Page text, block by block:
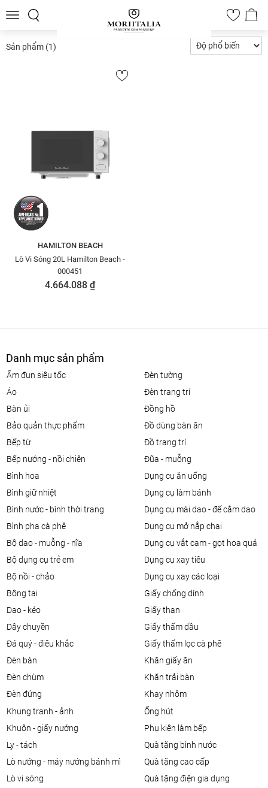
Toggle
0
Sản phẩm (1)
HAMILTON BEACH
Lò Vi Sóng 20L Hamilton Beach -
000451
4.664.088 ₫
Danh mục sản phẩm
ấm đun siêu tốc
áo
bàn ủi
bảo quản thực phẩm
bếp từ
bếp nướng - nồi chiên
bình hoa
bình giữ nhiệt
bình nước - bình thời trang
bình pha cà phê
bộ dao - muỗng - nĩa
bộ dụng cụ trẻ em
bộ nồi - chảo
bông tai
dao - kéo
dây chuyền
đá quý - điêu khắc
đèn bàn
đèn chùm
đèn đứng
đèn tường
đèn trang trí
đồng hồ
đồ dùng bàn ăn
đồ trang trí
đũa - muỗng
dụng cụ ăn uống
dụng cụ làm bánh
dụng cụ mài dao - đế cắm dao
dụng cụ mở nắp chai
dụng cụ vắt cam - gọt hoa quả
dụng cụ xay tiêu
dụng cụ xay các loại
giấy chống dính
giấy than
giấy thấm dầu
giấy thấm lọc cà phê
khăn giấy ăn
khăn trải bàn
khay nhôm
khung tranh - ảnh
khuôn - giấy nướng
ly - tách
lò nướng - máy nướng bánh mì
lò vi sóng
ống hút
phụ kiện làm bếp
quà tặng bình nước
quà tặng cao cấp
quà tặng điện gia dụng